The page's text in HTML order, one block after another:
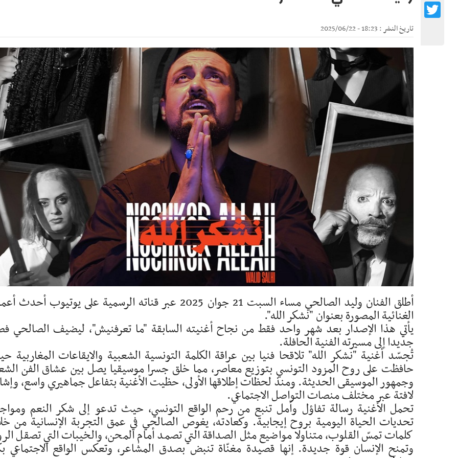
تاريخ النشر : 18:23 - 2025/06/22
أطلق الفنان وليد الصالحي مساء السبت 21 جوان 2025 عبر قناته الرسمية على يوتيوب أحدث
الغنائية المصورة بعنوان "نشكر الله".
يأتي هذا الإصدار بعد شهر واحد فقط من نجاح أغنيته السابقة "ما تعرفنيش"، ليضيف الصالحي
جديدا إلى مسيرته الفنية الحافلة.
تُجسّد أغنية "نشكر الله" تلاقحا فنيا بين عراقة الكلمة التونسية الشعبية والايقاعات المغاربية
حافظت على روح المزود التونسي بتوزيع معاصر، مما خلق جسرا موسيقيا يصل بين عشاق الفن
وجمهور الموسيقى الحديثة. ومنذ لحظات إطلاقها الأولى، حظيت الأغنية بتفاعل جماهيري واسع،
لافتة عبر مختلف منصات التواصل الاجتماعي.
تحمل الأغنية رسالة تفاؤل وأمل تنبع من رحم الواقع التونسي، حيث تدعو إلى شكر النعم
تحديات الحياة اليومية بروح إيجابية. وكعادته، يغوص الصالحي في عمق التجربة الإنسانية من
كلمات تمسّ القلوب، متناولا مواضيع مثل الصداقة التي تصمد أمام المحن، والخيبات التي تصقل
وتمنح الإنسان قوة جديدة. إنها قصيدة مغنّاة تنبض بصدق المشاعر، وتعكس الواقع الاجتماعي
Twitter